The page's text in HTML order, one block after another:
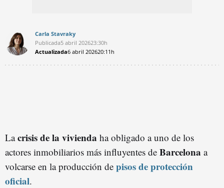
Carla Stavraky
Publicada5 abril 202623:30h
Actualizada6 abril 202620:11h
Lacrisis de la vivienda ha obligado a uno de los
actores inmobiliarios más influyentes de Barcelona a
volcarse en la producción de pisos de protección
oficial.